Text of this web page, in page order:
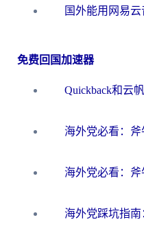
免费回国加速器